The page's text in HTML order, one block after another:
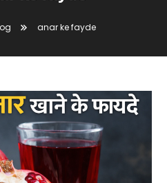
anar ke fayde